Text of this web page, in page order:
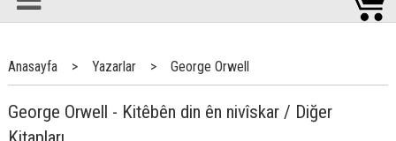
Anasayfa > Yazarlar > George Orwell
George Orwell - Kitêbên din ên nivîskar / Diğer